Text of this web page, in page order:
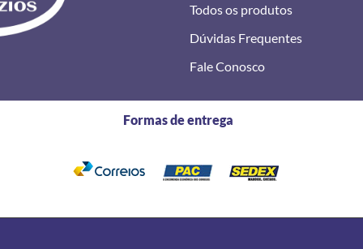
Todos os produtos
Dúvidas Frequentes
Fale Conosco
Formas de entrega